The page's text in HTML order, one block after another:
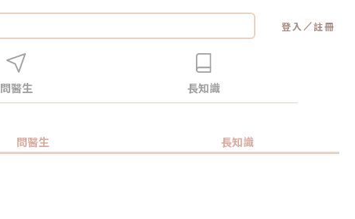
登入 ／註冊
問醫生 長知識
問醫生 長知識